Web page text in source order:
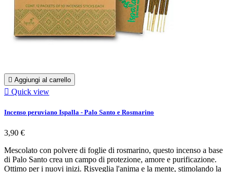
 Aggiungi al carrello
 Quick view
Incenso peruviano Ispalla - Palo Santo e Rosmarino
3,90 €
Mescolato con polvere di foglie di rosmarino, questo incenso a base
di Palo Santo crea un campo di protezione, amore e purificazione.
Ottimo per i nuovi inizi. Risveglia l'anima e la mente, stimolando la